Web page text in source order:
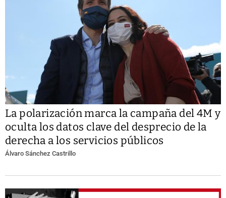
La polarización marca la campaña del 4M y
oculta los datos clave del desprecio de la
derecha a los servicios públicos
Álvaro Sánchez Castrillo